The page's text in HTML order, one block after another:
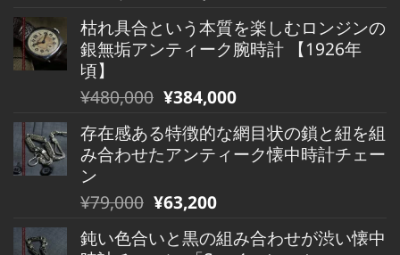
で
し
た。
¥880,000
で
す。
価
格
は
¥490,000
で
し
た。
の
価
は
¥490,000
で
す。
枯れ具合という本質を楽しむロンジンの
銀無垢アンティーク腕時計 【1926年
頃】
元
価
格
は
¥480,000
で
¥480,000 現
の
価
は
¥480,000
¥384,000
存在感ある特徴的な網目状の鎖と紐を組
み合わせたアンティーク懐中時計チェー
ン
元
価
¥79,000 現
の
¥63,200
鈍い色合いと黒の組み合わせが渋い懐中